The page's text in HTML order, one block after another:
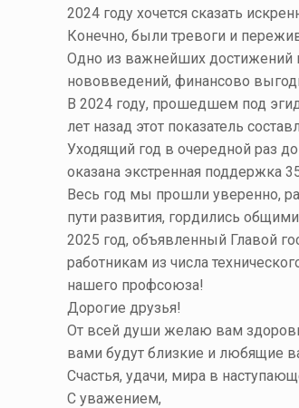
2024 году хочется сказать
Конечно, были тревоги и
Одно из важнейших достижений
нововведений, финансово
В 2024 году, прошедшем под
лет назад этот показатель
Уходящий год в очередной раз
оказана экстренная поддержка
Весь год мы прошли уверенно,
пути развития, гордились
2025 год, объявленный Главой
работникам из числа
нашего профсоюза!
Дорогие друзья!
От всей души желаю вам
вами будут близкие и любящие
Счастья, удачи, мира в
С уважением,